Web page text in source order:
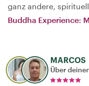
ganz andere,
Buddha Experience:
MARCOS
Über